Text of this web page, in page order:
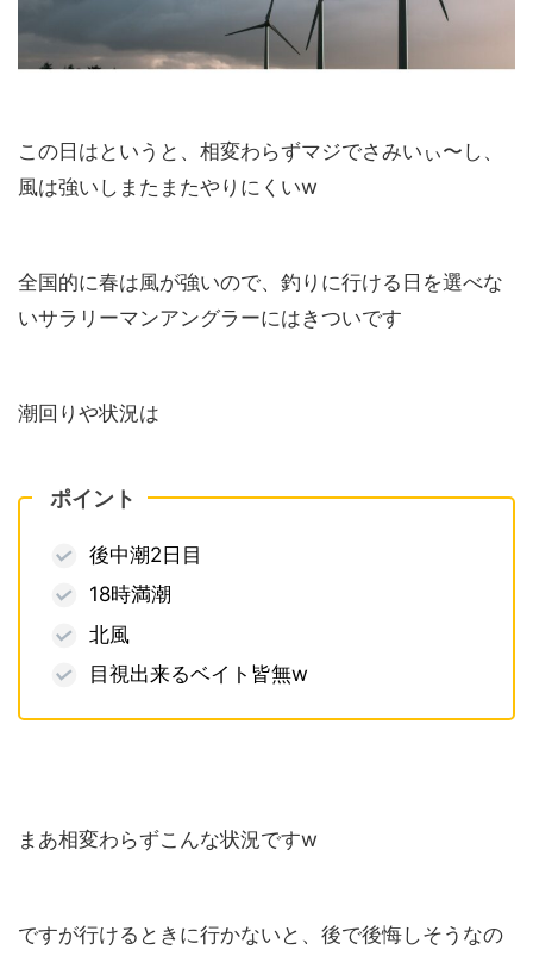
この日はというと、相変わらずマジでさみいぃ〜し、
風は強いしまたまたやりにくいw
全国的に春は風が強いので、釣りに行ける日を選べな
いサラリーマンアングラーにはきついです
潮回りや状況は
ポイント
後中潮2日目
18時満潮
北風
目視出来るベイト皆無w
まあ相変わらずこんな状況ですw
ですが行けるときに行かないと、後で後悔しそうなの